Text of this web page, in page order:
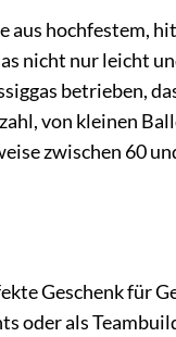
hochfestem,
nicht nur leicht
betrieben,
von kleinen
zwischen 60
Geschenk für
oder als